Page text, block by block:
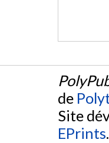
de
Site
EPrints.